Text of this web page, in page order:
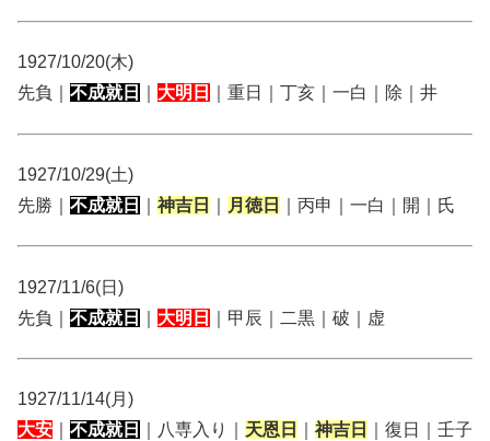
1927/10/20(木)
先負｜ 不成就日 大明日 ｜重日｜丁亥｜一白｜除｜井
1927/10/29(土)
先勝｜ 不成就日 神吉日 月徳日 ｜丙申｜一白｜開｜氏
1927/11/6(日)
先負｜ 不成就日 大明日 ｜甲辰｜二黒｜破｜虚
1927/11/14(月)
大安
不成就日 ｜八専入り｜ 天恩日 神吉日
｜復日｜壬子